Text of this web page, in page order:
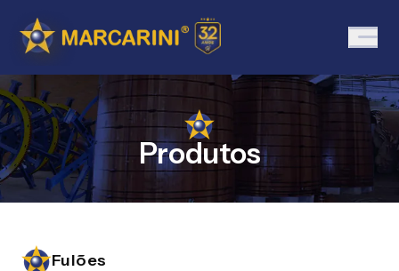
Produtos
Fulões